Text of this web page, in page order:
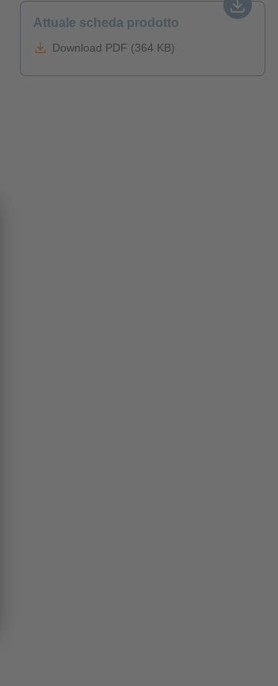
Attuale scheda prodotto
Download PDF (364 KB)